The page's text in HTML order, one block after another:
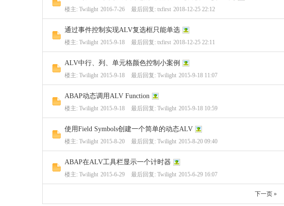
楼主: Twilight 2016-7-26 最后回复: txfirst 2018-12-25 22:12
通过事件控制实现ALV复选框只能单选
楼主: Twilight 2015-9-18 最后回复: txfirst 2018-12-25 22:11
ALV中行、列、单元格颜色控制小案例
楼主: Twilight 2015-9-18 最后回复: Twilight 2015-9-18 11:07
ABAP动态调用ALV Function
楼主: Twilight 2015-9-18 最后回复: Twilight 2015-9-18 10:59
使用Field Symbols创建一个简单的动态ALV
楼主: Twilight 2015-8-20 最后回复: Twilight 2015-8-20 09:40
ABAP在ALV工具栏显示一个计时器
楼主: Twilight 2015-6-29 最后回复: Twilight 2015-6-29 16:07
下一页 »